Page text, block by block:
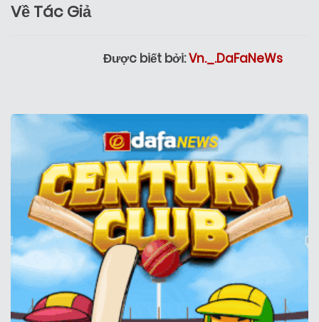
Về Tác Giả
Được biết bởi:Vn._.DaFaNeWs